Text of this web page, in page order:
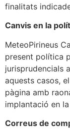
finalitats
Canvis en la
MeteoPirineus
present política
jurisprudencials
aquests casos,
pàgina amb
implantació en
Correus de